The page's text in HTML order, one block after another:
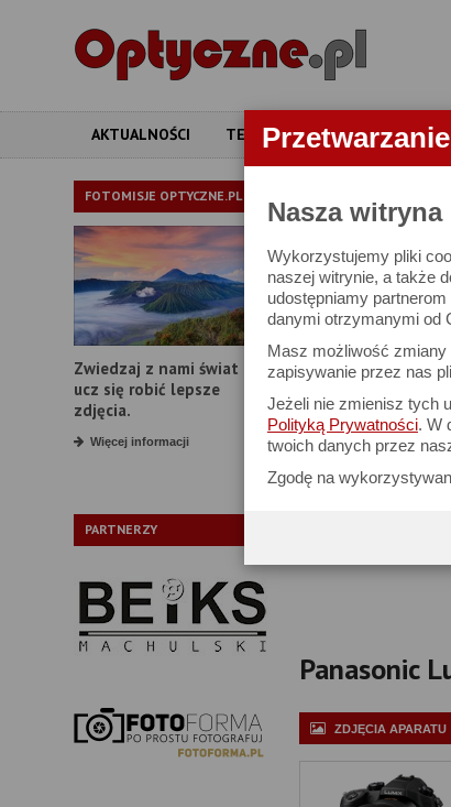
Nasza
Wykorzystujemy pliki
naszej witrynie, a także
udostępniamy
danymi otrzymanymi od
Masz możliwość
zapisywanie przez nas
Jeżeli nie zmienisz tych
Polityką Prywatności. W
twoich danych przez
Zgodę na
AKTUALNOŚCI TESTY ARTYKUŁY
FOTOMISJE OPTYCZNE.PL
Zwiedzaj z nami świat i
ucz się robić lepsze
zdjęcia.
Więcej informacji
PARTNERZY
APARATY
W bazie
Producent:
Rozdzielczość:
Zoom optyczny:
Panasonic
ZDJĘCIA APARATU